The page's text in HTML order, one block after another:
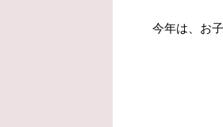
今年は、お